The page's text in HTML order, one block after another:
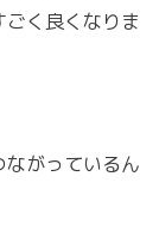
く良くなりま
がっているん